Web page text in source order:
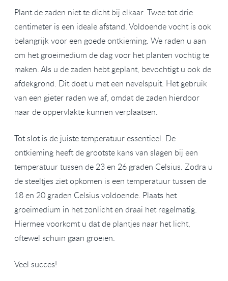
Plant de zaden niet te dicht bij elkaar. Twee tot drie
centimeter is een ideale afstand. Voldoende vocht is ook
belangrijk voor een goede ontkieming. We raden u aan
om het groeimedium de dag voor het planten vochtig te
maken. Als u de zaden hebt geplant, bevochtigt u ook de
afdekgrond. Dit doet u met een nevelspuit. Het gebruik
van een gieter raden we af, omdat de zaden hierdoor
naar de oppervlakte kunnen verplaatsen.
Tot slot is de juiste temperatuur essentieel. De
ontkieming heeft de grootste kans van slagen bij een
temperatuur tussen de 23 en 26 graden Celsius. Zodra u
de steeltjes ziet opkomen is een temperatuur tussen de
18 en 20 graden Celsius voldoende. Plaats het
groeimedium in het zonlicht en draai het regelmatig.
Hiermee voorkomt u dat de plantjes naar het licht,
oftewel schuin gaan groeien.
Veel succes!